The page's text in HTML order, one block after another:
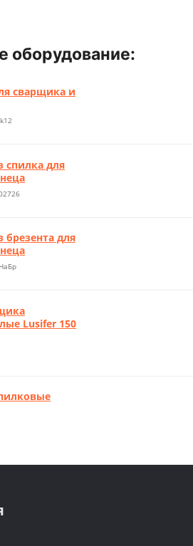
оборудование:
сварщика и
спилка для
брезента для
Lusifer 150